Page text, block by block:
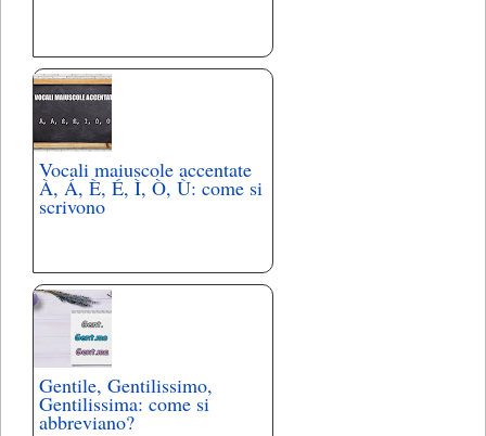
Vocali maiuscole accentate
À, Á, È, É, Ì, Ò, Ù: come si
scrivono
Gentile, Gentilissimo,
Gentilissima: come si
abbreviano?